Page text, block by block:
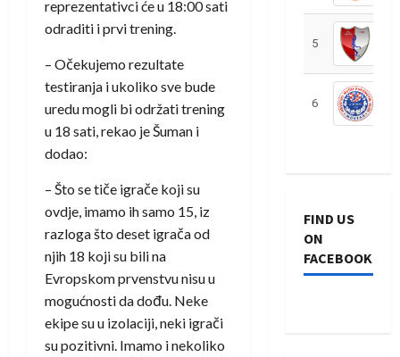
reprezentativci će u 18:00 sati
odraditi i prvi trening.
– Očekujemo rezultate
testiranja i ukoliko sve bude
uredu mogli bi održati trening
u 18 sati, rekao je Šuman i
dodao:
– Što se tiče igrače koji su
ovdje, imamo ih samo 15, iz
razloga što deset igrača od
njih 18 koji su bili na
Evropskom prvenstvu nisu u
mogućnosti da dođu. Neke
ekipe su u izolaciji, neki igrači
su pozitivni. Imamo i nekoliko
5
6
FIND US
ON
FACEBOOK